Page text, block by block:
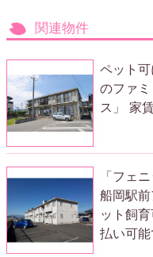
関連物件
ペット
のファ
ス」 家
「フェ
船岡駅
ット飼
払い可能